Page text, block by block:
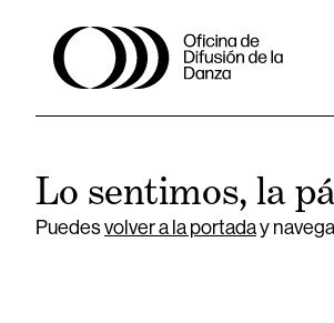
Lo sentimos, la
Puedesvolver a la portaday